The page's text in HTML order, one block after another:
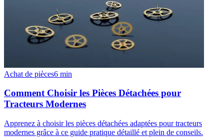
Achat de pièces6 min
Comment Choisir les Pièces Détachées pour
Tracteurs Modernes
Apprenez à choisir les pièces détachées adaptées pour tracteurs
modernes grâce à ce guide pratique détaillé et plein de conseils.